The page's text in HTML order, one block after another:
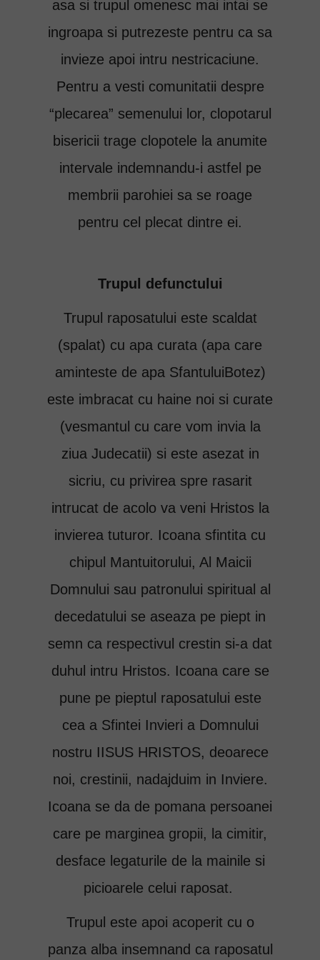
asa si trupul omenesc mai intai se
ingroapa si putrezeste pentru ca sa
invieze apoi intru nestricaciune.
Pentru a vesti comunitatii despre
“plecarea” semenului lor, clopotarul
bisericii trage clopotele la anumite
intervale indemnandu-i astfel pe
membrii parohiei sa se roage
pentru cel plecat dintre ei.
Trupul defunctului
Trupul raposatului este scaldat
(spalat) cu apa curata (apa care
aminteste de apa SfantuluiBotez)
este imbracat cu haine noi si curate
(vesmantul cu care vom invia la
ziua Judecatii) si este asezat in
sicriu, cu privirea spre rasarit
intrucat de acolo va veni Hristos la
invierea tuturor. Icoana sfintita cu
chipul Mantuitorului, Al Maicii
Domnului sau patronului spiritual al
decedatului se aseaza pe piept in
semn ca respectivul crestin si-a dat
duhul intru Hristos. Icoana care se
pune pe pieptul raposatului este
cea a Sfintei Invieri a Domnului
nostru IISUS HRISTOS, deoarece
noi, crestinii, nadajduim in Inviere.
Icoana se da de pomana persoanei
care pe marginea gropii, la cimitir,
desface legaturile de la mainile si
picioarele celui raposat.
Trupul este apoi acoperit cu o
panza alba insemnand ca raposatul